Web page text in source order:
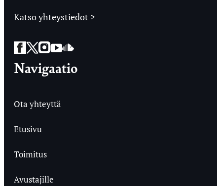
Katso yhteystiedot >
Facebook
Twitter
Instagram
YouTube
SoundCloud
Navigaatio
Ota yhteyttä
Etusivu
Toimitus
Avustajille